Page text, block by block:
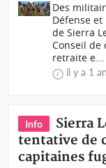
Des
Défense
de Sierra
Conseil de
retraite e...
il y a 1 an
Info
Sierra
tentative de
capitaines